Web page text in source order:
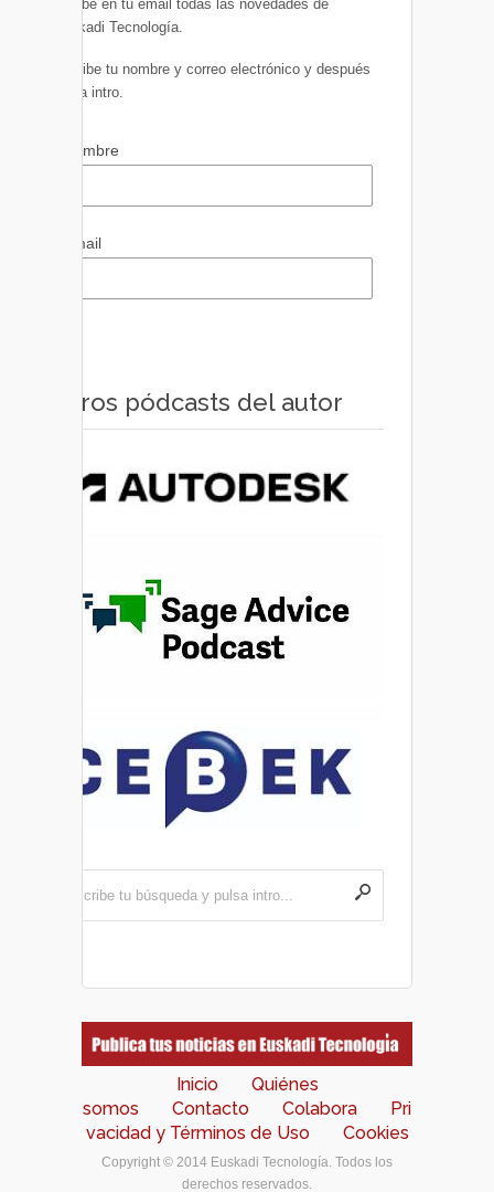
Recibe en tu email todas las novedades de
Euskadi Tecnología.
Escribe tu nombre y correo electrónico y después
pulsa intro.
Nombre
Email
Otros pódcasts del autor
Inicio
Quiénes
somos
Contacto Colabora
Pri
vacidad y Términos de Uso
Cookies
Copyright © 2014 Euskadi Tecnología. Todos los
derechos reservados.